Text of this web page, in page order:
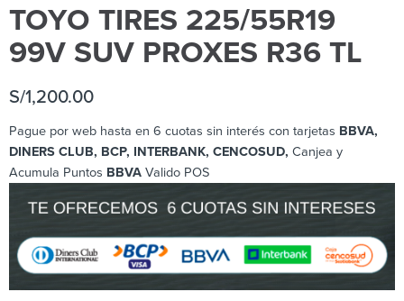
TOYO TIRES 225/55R19
99V SUV PROXES R36 TL
S/1,200.00
Pague por web hasta en 6 cuotas sin interés con tarjetas BBVA,
DINERS CLUB, BCP, INTERBANK, CENCOSUD, Canjea y
Acumula Puntos BBVA Valido POS